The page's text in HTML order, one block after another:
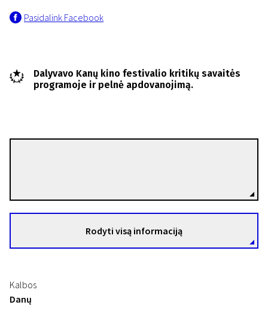
Pasidalink Facebook
Dalyvavo Kanų kino festivalio kritikų savaitės
programoje ir pelnė apdovanojimą.
Rodyti visą informaciją
Kalbos
Danų